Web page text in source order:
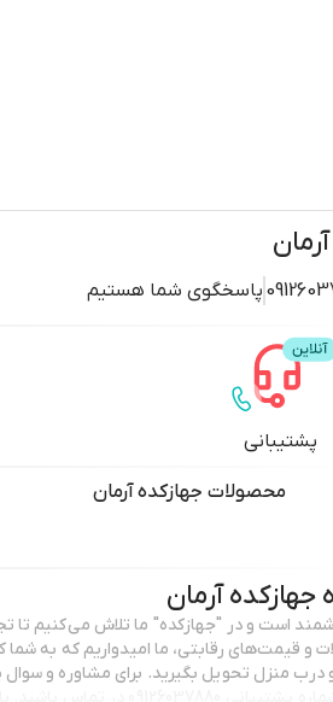
پاسخگوی شما هستیم
پشتیبانی
محصولات جهازکده آرمان
جهازکده آرمان
است و در "جهازکده" ما تلاش می‌کنیم
و قیمت‌های رقابتی، ما امیدواریم که به شما
با کیفیت بالا انتخاب و درب منزل